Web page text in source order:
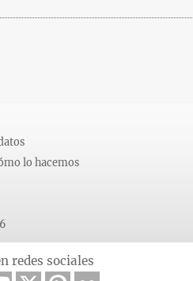
lo hacemos
redes sociales